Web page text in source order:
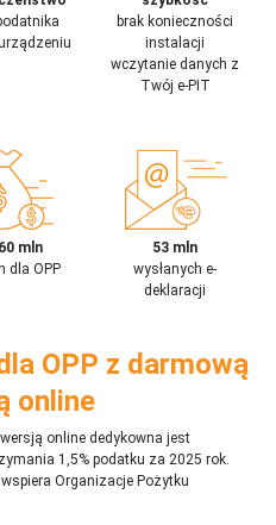
brak konieczności
instalacji
wczytanie danych z
Twój e-PIT
mln
dla OPP
53 mln
wysłanych e-
deklaracji
OPP z darmową
online
online dedykowna jest
1,5% podatku za 2025 rok.
Organizacje Pożytku